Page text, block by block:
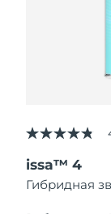
4.8
of
5
stars,
issa™ 4
Гибридная